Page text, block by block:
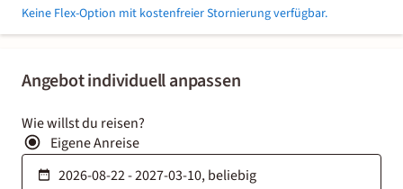
Angebot individuell anpassen
Wie willst du reisen?
Eigene Anreise
Keine Flex-Option mit kostenfreier Stornierung verfügbar.